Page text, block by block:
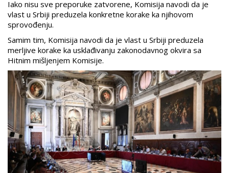
Iako nisu sve preporuke zatvorene, Komisija navodi da je
vlast u Srbiji preduzela konkretne korake ka njihovom
sprovođenju.
Samim tim, Komisija navodi da je vlast u Srbiji preduzela
merljive korake ka usklađivanju zakonodavnog okvira sa
Hitnim mišljenjem Komisije.